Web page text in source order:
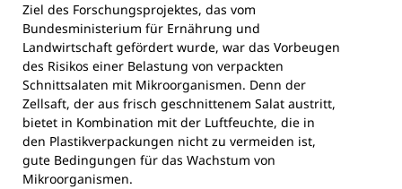
Ziel des Forschungsprojektes, das vom
Bundesministerium für Ernährung und
Landwirtschaft gefördert wurde, war das Vorbeugen
des Risikos einer Belastung von verpackten
Schnittsalaten mit Mikroorganismen. Denn der
Zellsaft, der aus frisch geschnittenem Salat austritt,
bietet in Kombination mit der Luftfeuchte, die in
den Plastikverpackungen nicht zu vermeiden ist,
gute Bedingungen für das Wachstum von
Mikroorganismen.